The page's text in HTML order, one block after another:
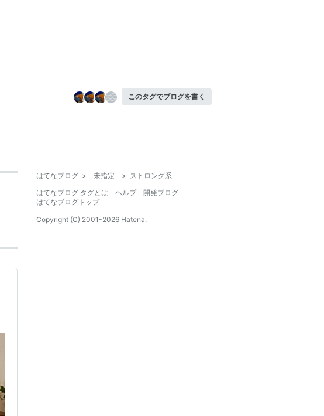
このタグでブログを書く
はてなブログ > 未指定 > ストロング系
はてなブログ タグとは
ヘルプ
開発ブログ
はてなブログトップ
Copyright (C) 2001-2026 Hatena.